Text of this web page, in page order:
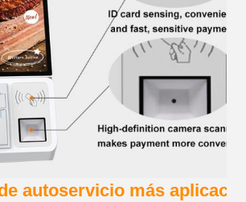
autoservicio más